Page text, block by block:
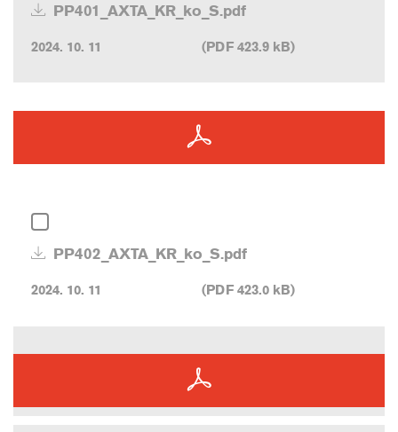
PP401_AXTA_KR_ko_S.pdf
2024. 10. 11 (PDF 423.9 kB)
PP402_AXTA_KR_ko_S.pdf
2024. 10. 11 (PDF 423.0 kB)